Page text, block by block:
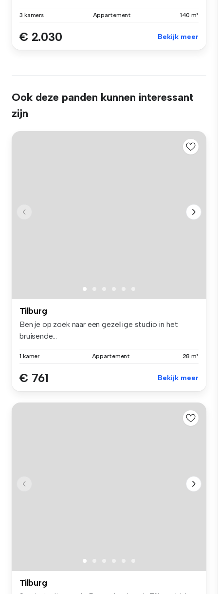
3 kamers Appartement 140 m²
€ 2.030 Bekijk meer
Ook deze panden kunnen interessant
zijn
Tilburg
Ben je op zoek naar een gezellige studio in het
bruisende...
1 kamer Appartement 28 m²
€ 761 Bekijk meer
Tilburg